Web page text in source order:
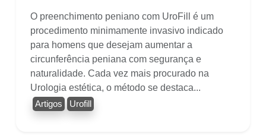
O preenchimento peniano com UroFill é um
procedimento minimamente invasivo indicado
para homens que desejam aumentar a
circunferência peniana com segurança e
naturalidade. Cada vez mais procurado na
Urologia estética, o método se destaca...
Artigos Urofill